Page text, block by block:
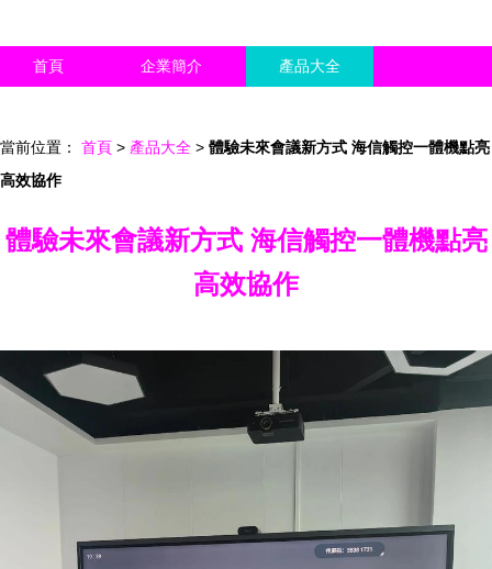
首頁 企業簡介 產品大全
當前位置： 首頁 > 產品大全 > 體驗未來會議新方式 海信觸控一體機點亮
高效協作
體驗未來會議新方式 海信觸控一體機點亮
高效協作